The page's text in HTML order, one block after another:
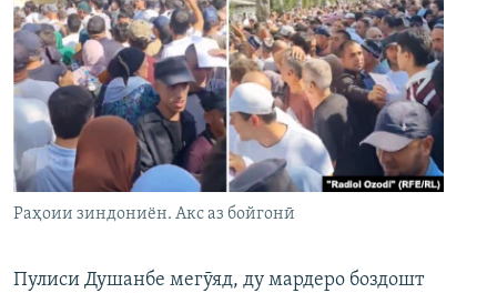
Раҳоии зиндониён. Акс аз бойгонӣ
Пулиси Душанбе мегӯяд, ду мардеро боздошт